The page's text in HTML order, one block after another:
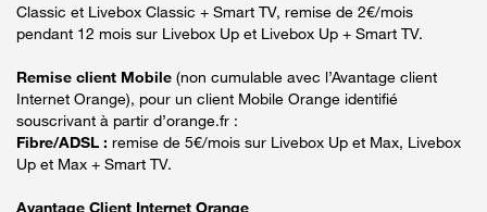
Classic et Livebox Classic + Smart TV, remise de 2€/mois
pendant 12 mois sur Livebox Up et Livebox Up + Smart TV.
Remise client Mobile (non cumulable avec l’Avantage client
Internet Orange), pour un client Mobile Orange identifié
souscrivant à partir d’orange.fr :
Fibre/ADSL : remise de 5€/mois sur Livebox Up et Max, Livebox
Up et Max + Smart TV.
Avantage Client Internet Orange